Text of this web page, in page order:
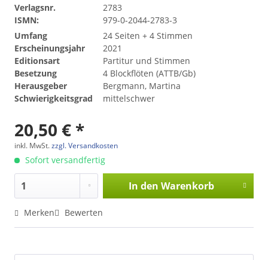
Verlagsnr.
2783
ISMN:
979-0-2044-2783-3
Umfang
24 Seiten + 4 Stimmen
Erscheinungsjahr
2021
Editionsart
Partitur und Stimmen
Besetzung
4 Blockflöten (ATTB/Gb)
Herausgeber
Bergmann, Martina
Schwierigkeitsgrad
mittelschwer
20,50 € *
inkl. MwSt.zzgl. Versandkosten
Sofort versandfertig
In den Warenkorb
Merken Bewerten